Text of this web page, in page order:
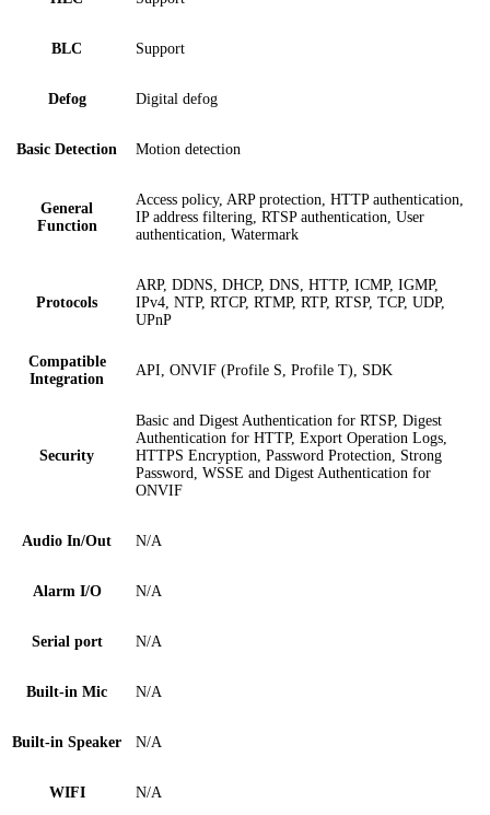
BLC Support
Defog Digital defog
Basic Detection Motion detection
General
Function
Access policy, ARP protection, HTTP authentication,
IP address filtering, RTSP authentication, User
authentication, Watermark
Protocols
ARP, DDNS, DHCP, DNS, HTTP, ICMP, IGMP,
IPv4, NTP, RTCP, RTMP, RTP, RTSP, TCP, UDP,
UPnP
Compatible
Integration
API, ONVIF (Profile S, Profile T), SDK
Security
Basic and Digest Authentication for RTSP, Digest
Authentication for HTTP, Export Operation Logs,
HTTPS Encryption, Password Protection, Strong
Password, WSSE and Digest Authentication for
ONVIF
Audio In/Out N/A
Alarm I/O N/A
Serial port N/A
Built-in Mic N/A
Built-in Speaker N/A
WIFI N/A